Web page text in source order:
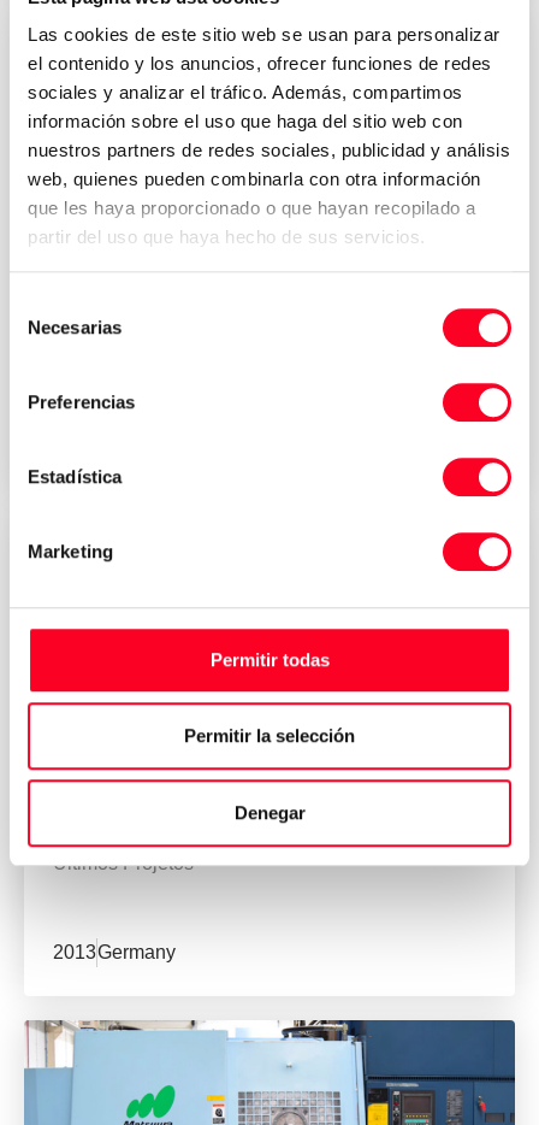
Las cookies de este sitio web se usan para personalizar
el contenido y los anuncios, ofrecer funciones de redes
sociales y analizar el tráfico. Además, compartimos
información sobre el uso que haga del sitio web con
nuestros partners de redes sociales, publicidad y análisis
web, quienes pueden combinarla con otra información
que les haya proporcionado o que hayan recopilado a
partir del uso que haya hecho de sus servicios.
Necesarias
Preferencias
Estadística
Marketing
Permitir todas
Permitir la selección
Denegar
H-630 PLUS
H Plus-405 + MLS-LD
Últimos Projetos
2013Germany